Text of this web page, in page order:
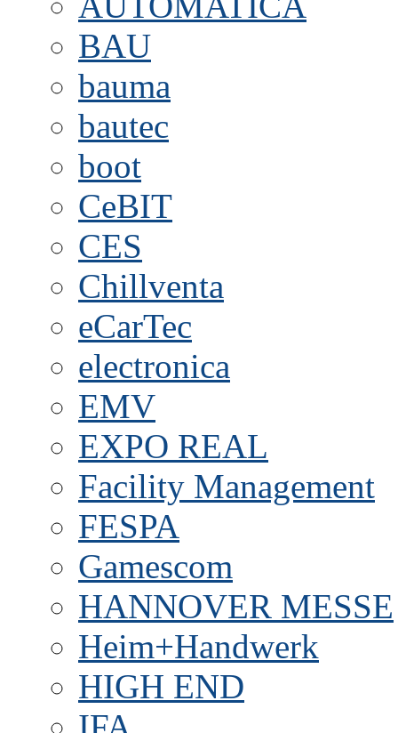
BAU
bauma
bautec
boot
CeBIT
CES
Chillventa
eCarTec
electronica
EMV
EXPO REAL
Facility Management
FESPA
Gamescom
HANNOVER MESSE
Heim+Handwerk
HIGH END